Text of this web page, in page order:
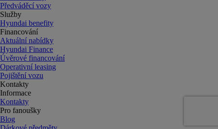
Předváděcí vozy
Služby
Hyundai benefity
Financování
Aktuální nabídky
Hyundai Finance
Úvěrové financování
Operativní leasing
Pojištění vozu
Kontakty
Informace
Kontakty
Pro fanoušky
Blog